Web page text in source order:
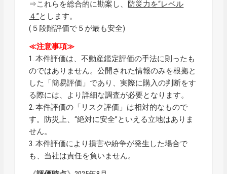
⇒これらを総合的に勘案し、 防災力を“レベル
４”とします。
(５段階評価で５が最も安全)
≪注意事項≫
1. 本件評価は、不動産鑑定評価の手法に則ったも
のではありません。公開された情報のみを根拠と
した「簡易評価」であり、実際に購入の判断をす
る際には、より詳細な調査が必要となります。
2. 本件評価の「リスク評価」は相対的なもので
す。防災上、“絶対に安全”といえる立地はありま
せん。
3. 本件評価により損害や紛争が発生した場合で
も、当社は責任を負いません。